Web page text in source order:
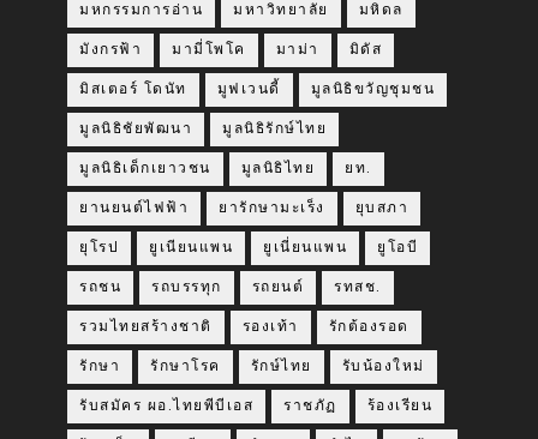
มหกรรมการอ่าน มหาวิทยาลัย มหิดล
มังกรฟ้า มามี่โพโค มาม่า มิดัส
มิสเตอร์ โดนัท มูฟเวนดี้ มูลนิธิขวัญชุมชน
มูลนิธิชัยพัฒนา มูลนิธิรักษ์ไทย
มูลนิธิเด็กเยาวชน มูลนิธิไทย ยท.
ยานยนต์ไฟฟ้า ยารักษามะเร็ง ยุบสภา
ยุโรป ยูเนียนแพน ยูเนี่ยนแพน ยูโอบี
รถชน รถบรรทุก รถยนต์ รทสช.
รวมไทยสร้างชาติ รองเท้า รักต้องรอด
รักษา รักษาโรค รักษ์ไทย รับน้องใหม่
รับสมัคร ผอ.ไทยพีบีเอส ราชภัฏ ร้องเรียน